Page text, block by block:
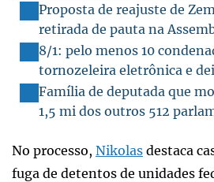
Proposta de reajuste de
retirada de pauta na
8/1: pelo menos 10
tornozeleira eletrônica e
Família de deputada que
1,5 mi dos outros 512
No processo, Nikolas destaca
fuga de detentos de unidades